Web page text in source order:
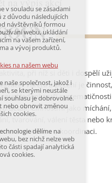
aktivita, při níž si děti i dospělí
Vaření a pečení je
a učí
detail. Činnostmi jako míchání,
tvarování, válení těsta nebo
motoriku a koordinaci.
webu
(session): případná
apod.
vyhodnocení
na našem webu
cookies
vše
v souladu se zásadami
důvodu následujících
návštěvníků formou
webu, ukládání
na vašem zařízení,
a vývoj produktů.
na našem webu
naše společnost, jakož i
se kterými neustále
souhlasu je dobrovolné.
nebo obnovit změnou
cookies.
dělíme na
bez nichž nelze web
části spadají analytická
cookies.